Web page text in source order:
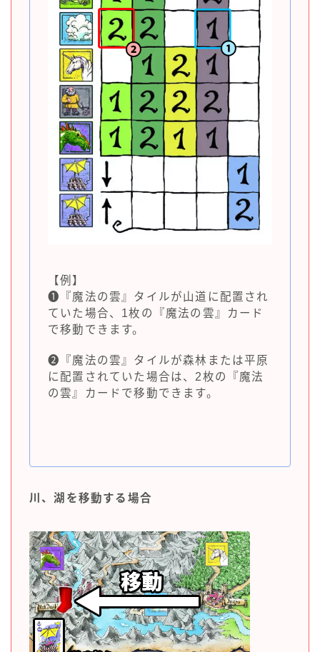
【例】
❶『魔法の雲』タイルが山道に配置され
ていた場合、1枚の『魔法の雲』カード
で移動できます。
❷『魔法の雲』タイルが森林または平原
に配置されていた場合は、2枚の『魔法
の雲』カードで移動できます。
川、湖を移動する場合